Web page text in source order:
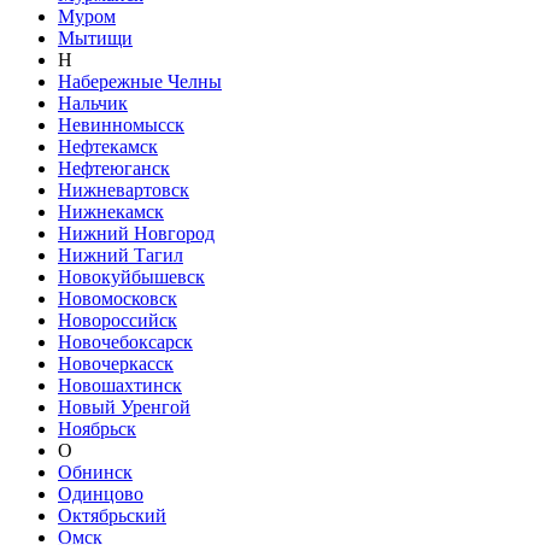
Муром
Мытищи
Н
Набережные Челны
Нальчик
Невинномысск
Нефтекамск
Нефтеюганск
Нижневартовск
Нижнекамск
Нижний Новгород
Нижний Тагил
Новокуйбышевск
Новомосковск
Новороссийск
Новочебоксарск
Новочеркасск
Новошахтинск
Новый Уренгой
Ноябрьск
О
Обнинск
Одинцово
Октябрьский
Омск